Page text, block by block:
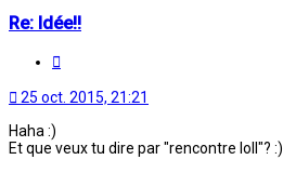
Re: Idée!!
25 oct. 2015, 21:21
Haha :)
Et que veux tu dire par "rencontre loll"? :)